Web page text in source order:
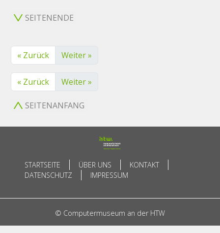
SEITENENDE
« Zurück Weiter »
« Zurück Weiter »
SEITENANFANG
STARTSEITE ÜBER UNS
KONTAKT
DATENSCHUTZ
IMPRESSUM
© Computermuseum an der HTW